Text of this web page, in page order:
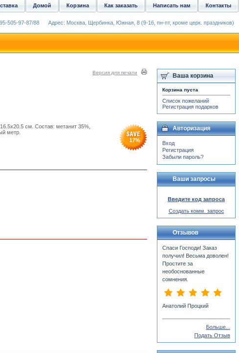
Версия для печати
см. Состав: метанит 35%,
метр.
17%
Ваша корзина
Корзина пуста
Список пожеланий
Регистрация подарков
Авторизация
Вход
Регистрация
Забыли пароль?
Ваши запросы
Введите код запроса
Создать комм. запрос
Отзывов
Спаси Господи! Заказ
получил! Весьма доволен!
Простите за
необоснованные
сомнения.
Анатолий Процкий
Больше...
Подать Отзыв
Контакты
Написать нам
Как заказать
Корзина
Домой
505-97-87/88 Адрес: Москва, Щербинка, Южная, 8 (9-16, пн-пт, кроме церк. праздников)